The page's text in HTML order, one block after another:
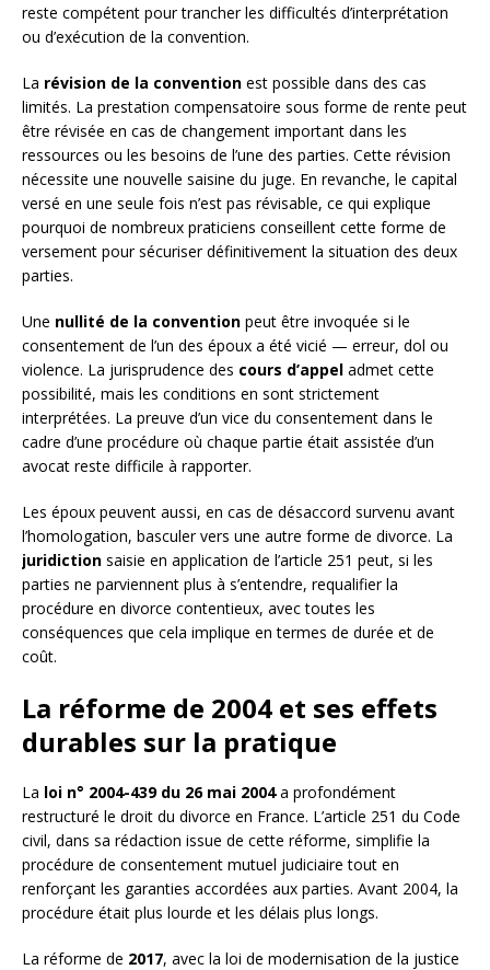
reste compétent pour trancher les difficultés d’interprétation
ou d’exécution de la convention.
La révision de la convention est possible dans des cas
limités. La prestation compensatoire sous forme de rente peut
être révisée en cas de changement important dans les
ressources ou les besoins de l’une des parties. Cette révision
nécessite une nouvelle saisine du juge. En revanche, le capital
versé en une seule fois n’est pas révisable, ce qui explique
pourquoi de nombreux praticiens conseillent cette forme de
versement pour sécuriser définitivement la situation des deux
parties.
Une nullité de la convention peut être invoquée si le
consentement de l’un des époux a été vicié — erreur, dol ou
violence. La jurisprudence des cours d’appel admet cette
possibilité, mais les conditions en sont strictement
interprétées. La preuve d’un vice du consentement dans le
cadre d’une procédure où chaque partie était assistée d’un
avocat reste difficile à rapporter.
Les époux peuvent aussi, en cas de désaccord survenu avant
l’homologation, basculer vers une autre forme de divorce. La
juridiction saisie en application de l’article 251 peut, si les
parties ne parviennent plus à s’entendre, requalifier la
procédure en divorce contentieux, avec toutes les
conséquences que cela implique en termes de durée et de
coût.
La réforme de 2004 et ses effets
durables sur la pratique
La loi n° 2004-439 du 26 mai 2004a profondément
restructuré le droit du divorce en France. L’article 251 du Code
civil, dans sa rédaction issue de cette réforme, simplifie la
procédure de consentement mutuel judiciaire tout en
renforçant les garanties accordées aux parties. Avant 2004, la
procédure était plus lourde et les délais plus longs.
La réforme de 2017, avec la loi de modernisation de la justice